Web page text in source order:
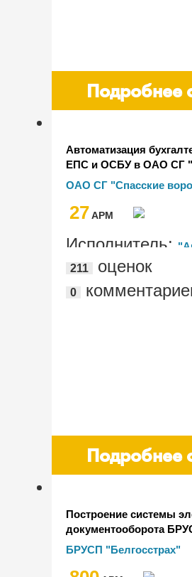
Подробнее
Автоматизация
ЕПС и ОСБУ в ОАО СГ
ворота"
ОАО СГ "Спасские
27AРМ
Исполнитель:
211
оценок
0
Подробнее
Построение системы
документооборота
"Белгосстрах" на базе
продукта
для Беларуси"
БРУСП "Белгосстрах"